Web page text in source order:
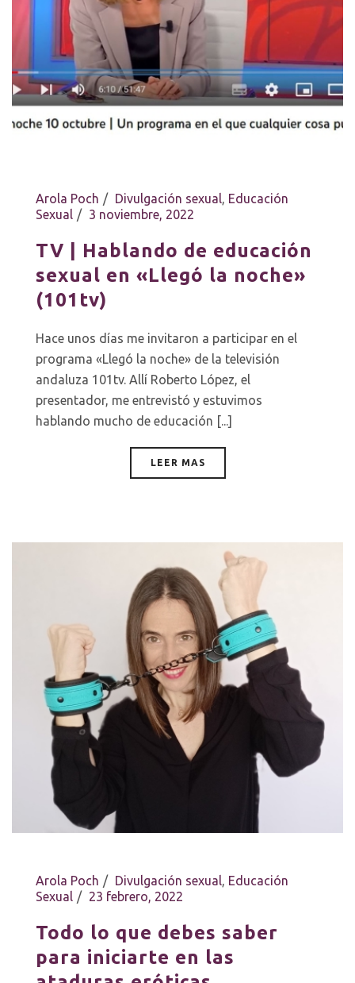
Arola Poch Divulgación sexual, Educación
Sexual
3 noviembre, 2022
TV | Hablando de educación
sexual en «Llegó la noche»
(101tv)
Hace unos días me invitaron a participar en el
programa «Llegó la noche» de la televisión
andaluza 101tv. Allí Roberto López, el
presentador, me entrevistó y estuvimos
hablando mucho de educación [...]
LEER MAS
Arola Poch Divulgación sexual
Educación
Sexual
23 febrero, 2022
Todo lo que debes saber
para iniciarte en las